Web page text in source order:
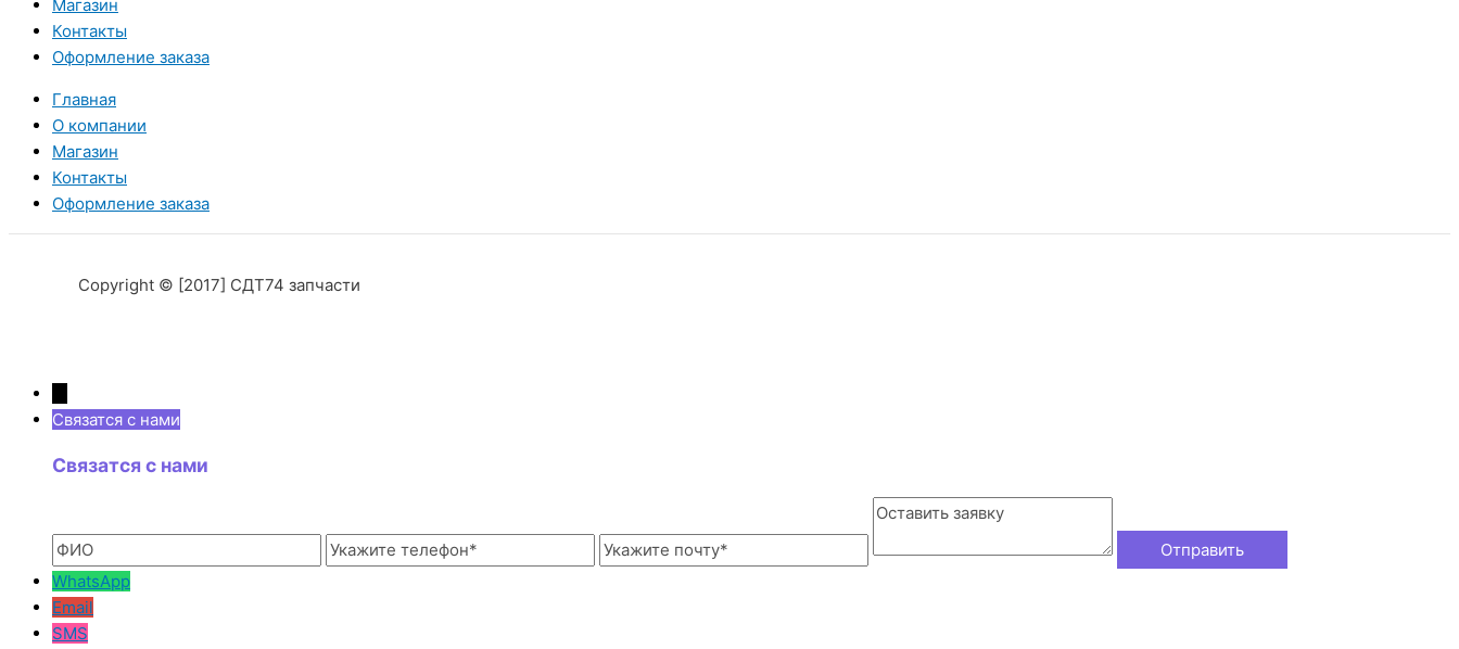
Магазин
Контакты
Оформление заказа
Главная
О компании
Магазин
Контакты
Оформление заказа
Copyright © [2017] СДТ74 запчасти
Связатся с нами
Связатся с нами
WhatsApp
Email
SMS